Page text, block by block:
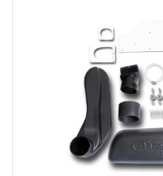
того не известно
невинном броде. В
воды в цилиндры
Вода, как известно, в
соответственно
головки моторов,